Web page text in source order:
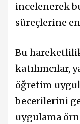
incelenerek
süreçlerine
Bu
katılımcılar,
öğretim
becerilerini
uygulama